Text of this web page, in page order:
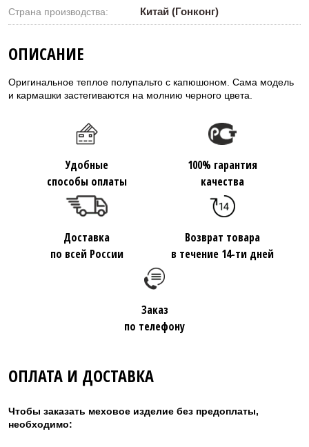
3 388 ₽
Страна производства: Китай (Гонконг)
ОПИСАНИЕ
Оригинальное теплое полупальто с капюшоном. Сама модель
и кармашки застегиваются на молнию черного цвета.
Удобные
способы оплаты
100% гарантия
качества
Доставка
по всей России
Возврат товара
в течение 14-ти дней
Заказ
по телефону
ОПЛАТА И ДОСТАВКА
Чтобы заказать меховое изделие без предоплаты,
необходимо: